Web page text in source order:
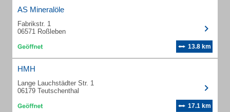
AS Mineralöle
Fabrikstr. 1
06571 Roßleben
13.8 km
HMH
Lange Lauchstädter Str. 1
06179 Teutschenthal
17.1 km